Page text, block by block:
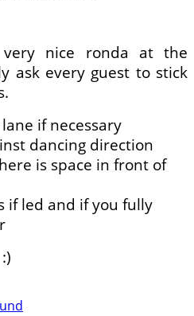
nice ronda at the
ask every guest to stick
if necessary
dancing direction
is space in front of
if led and if you fully